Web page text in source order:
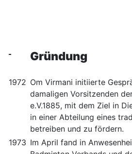
Gründung
1972 Om Virmani initiierte
damaligen Vorsitzenden
e.V.1885, mit dem Ziel in
in einer Abteilung eines
betreiben und zu fördern.
1973 Im April fand in